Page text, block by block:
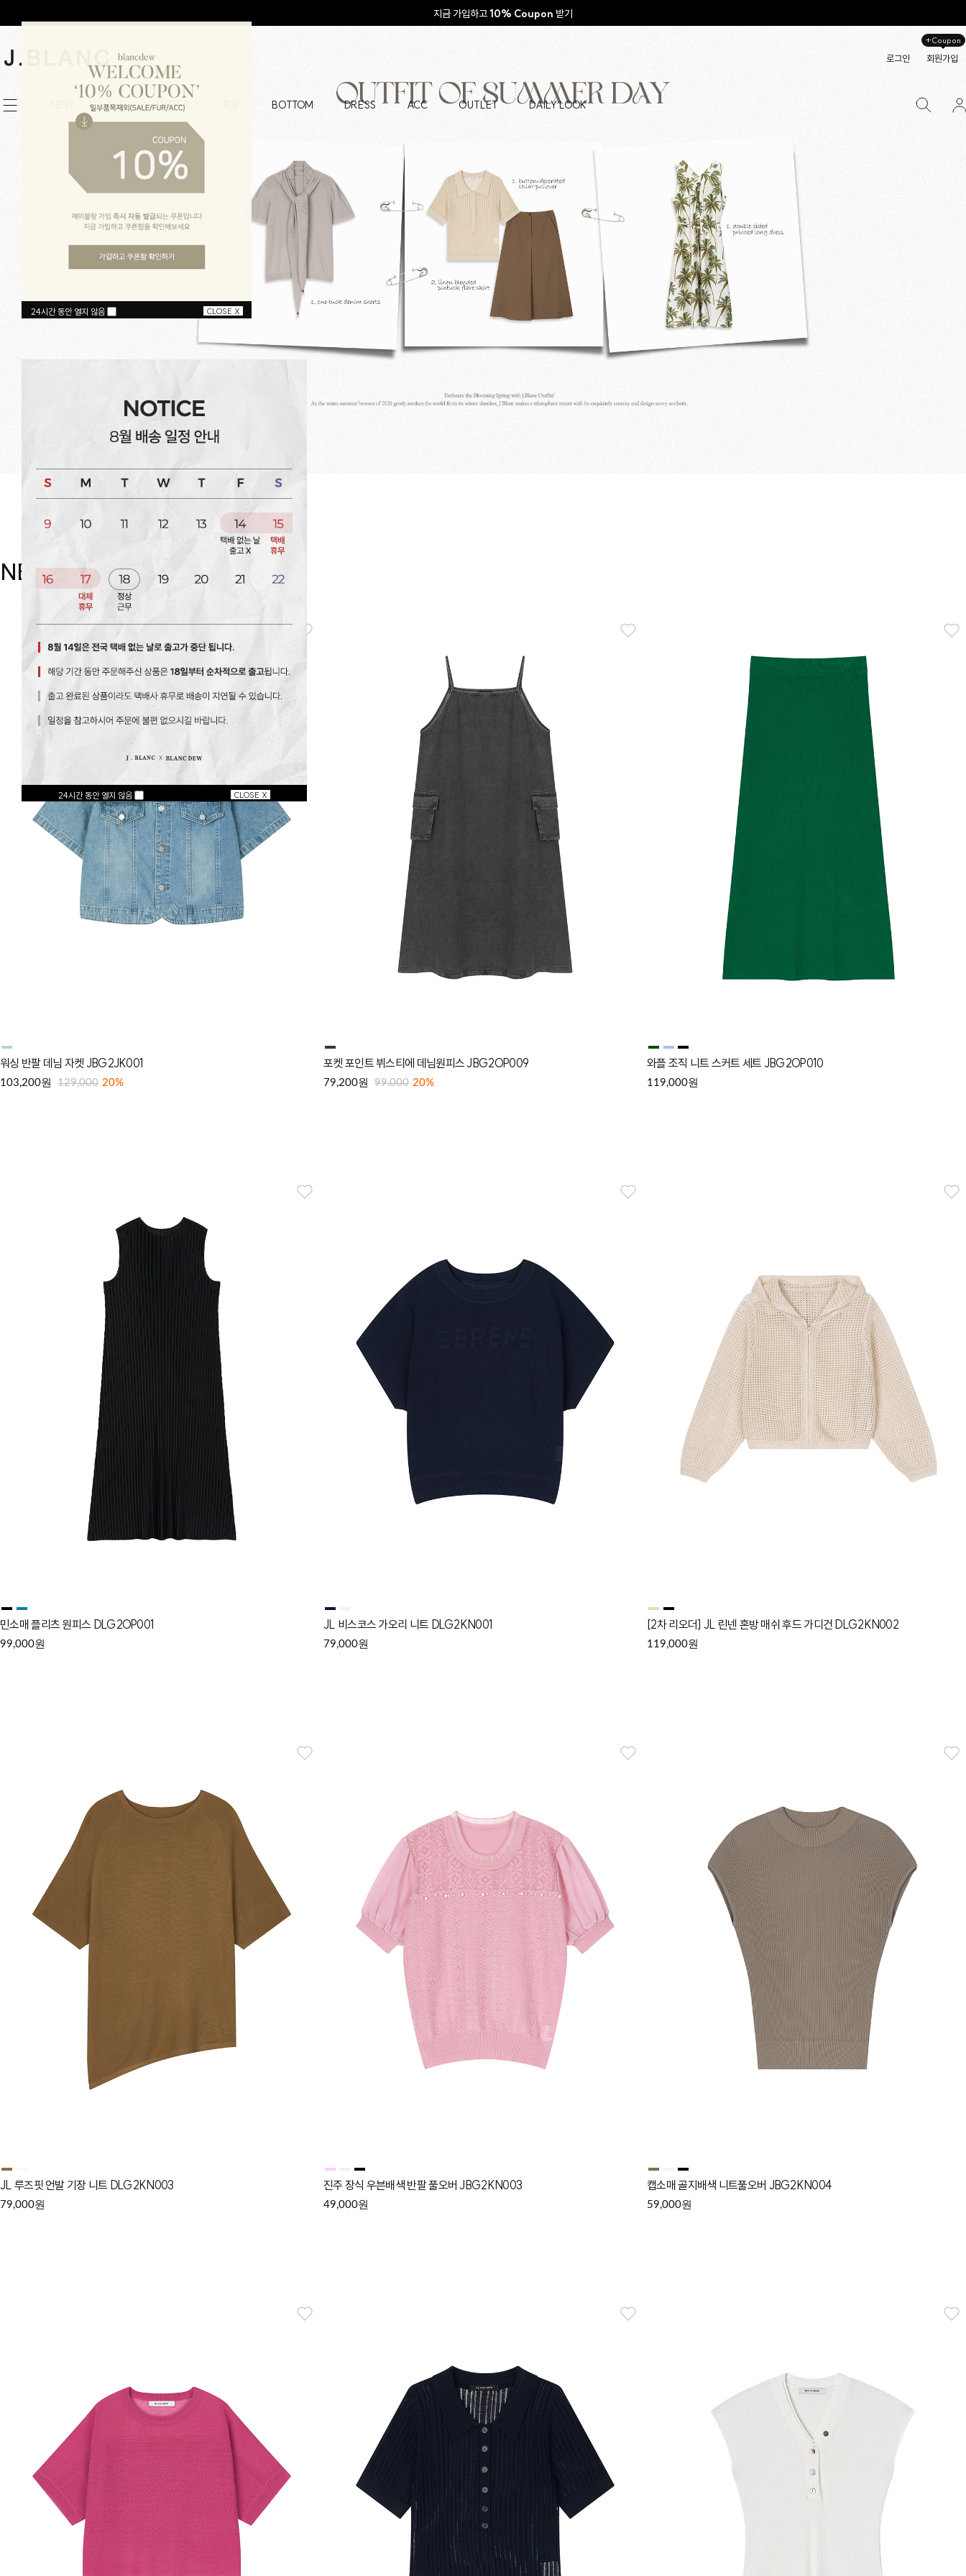
지금 가입하고10% Coupon 받기
로그인 회원가입
+Coupon
ALL OUTER BOTTOM DRESS ACC OUTLET DAILY LOOK
NEW item
워싱 반팔 데님 자켓 JBG2JK001
103,200원 129,000 20%
포켓 포인트 뷔스티에 데님원피스 JBG2OP009
79,200원 99,000 20%
와플 조직 니트 스커트 세트 JBG2OP010
119,000원
민소매 플리츠 원피스 DLG2OP001
99,000원
JL 비스코스 가오리 니트 DLG2KN001
79,000원
[2차 리오더] JL 린넨 혼방 매쉬 후드 가디건 DLG2KN002
119,000원
JL 루즈핏 언발 기장 니트 DLG2KN003
79,000원
진주 장식 우븐배색 반팔 풀오버 JBG2KN003
49,000원
캡소매 골지배색 니트풀오버 JBG2KN004
59,000원
24시간 동안 열지 않음 CLOSE X
24시간 동안 열지 않음 CLOSE X